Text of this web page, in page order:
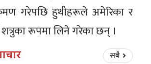
गरेपछि हुथीहरूले अमेरिका र
रूपमा लिने गरेका छन् ।
सबै